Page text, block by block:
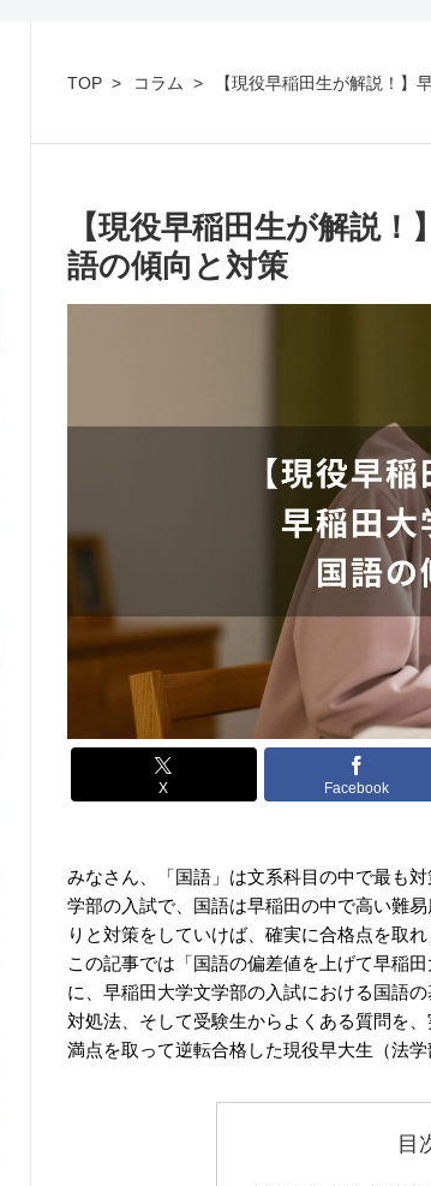
TOP コラム 【現役早稲田生が解説！
【現役早稲田生が解説
語の傾向と対策
X Facebook
みなさん、「国語」は文系科目の中で最も
学部の入試で、国語は早稲田の中で高い難
りと対策をしていけば、確実に合格点を取れ
この記事では「国語の偏差値を上げて早稲
に、早稲田大学文学部の入試における国語
対処法、そして受験生からよくある質問を
満点を取って逆転合格した現役早大生（法学
目